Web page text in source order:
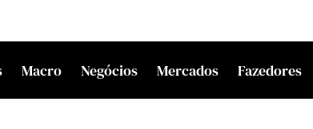
Macro Negócios Mercados Fazedores